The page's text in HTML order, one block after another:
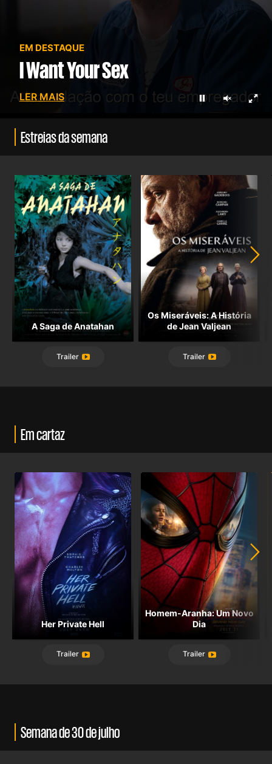
EM DESTAQUE
I Want Your Sex
LER MAIS PararLigar som
Estreias da semana
A Saga de Anatahan
Trailer
Os Miseráveis: A História
de Jean Valjean
Trailer
Em cartaz
Her Private Hell
Trailer
Homem-Aranha: Um Novo
Dia
Trailer
Semana de 30 de julho